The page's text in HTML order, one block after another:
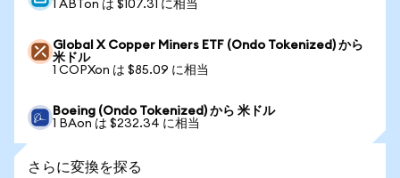
1 ABTon は $107.31 に相当
Global X Copper Miners ETF (Ondo Tokenized) から
米ドル
1 COPXon は $85.09 に相当
Boeing (Ondo Tokenized) から 米ドル
1 BAon は $232.34 に相当
さらに変換を探る